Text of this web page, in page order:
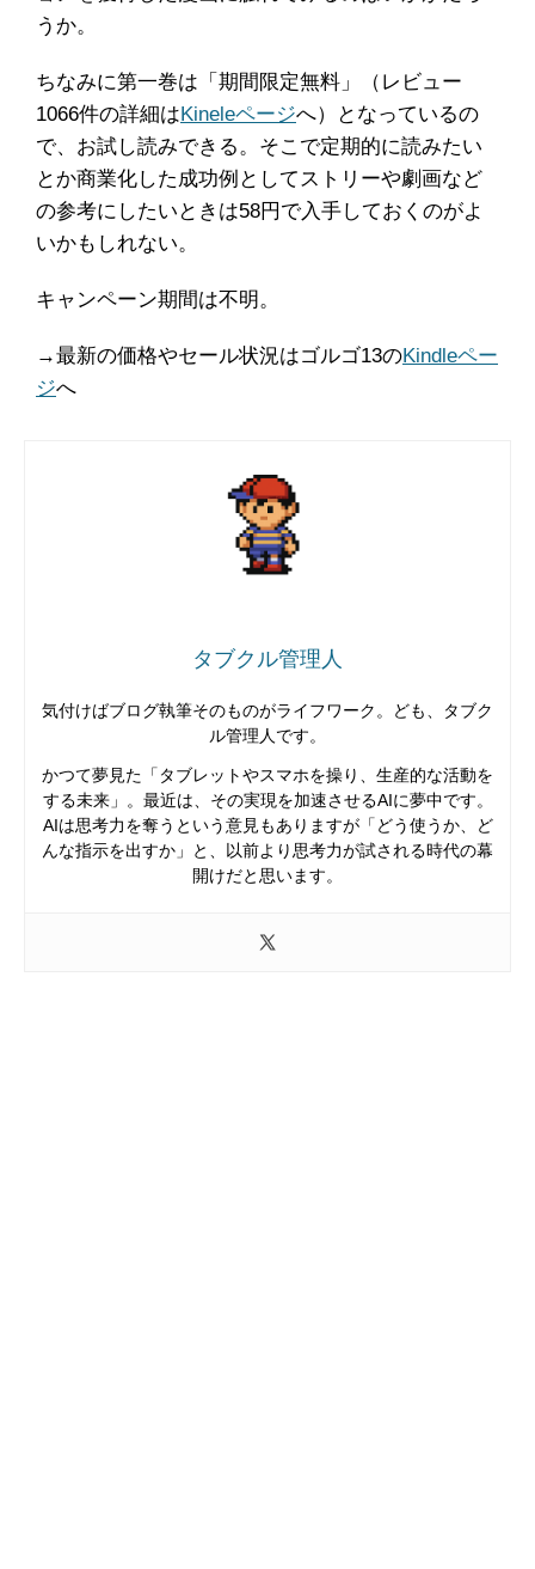
うか。
ちなみに第一巻は「期間限定無料」（レビュー
1066件の詳細は Kineleページへ）となっているの
で、お試し読みできる。そこで定期的に読みたい
とか商業化した成功例としてストリーや劇画など
の参考にしたいときは58円で入手しておくのがよ
いかもしれない。
キャンペーン期間は不明。
→最新の価格やセール状況はゴルゴ13のKindleペー
ジへ
タブクル管理人
気付けばブログ執筆そのものがライフワーク。ども、タブク
ル管理人です。
かつて夢見た「タブレットやスマホを操り、生産的な活動を
する未来」。最近は、その実現を加速させるAIに夢中です。
AIは思考力を奪うという意見もありますが「どう使うか、ど
んな指示を出すか」と、以前より思考力が試される時代の幕
開けだと思います。